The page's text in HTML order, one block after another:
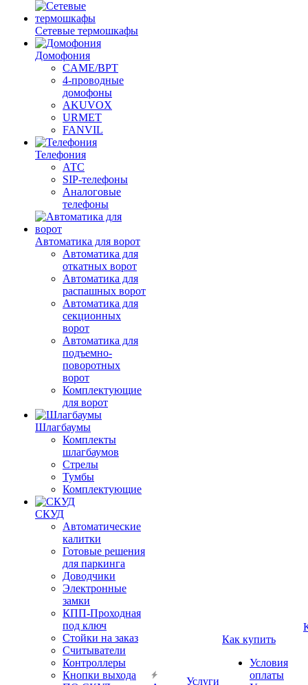
Сетевые термошкафы
Домофония
CAME/BPT
4-проводные
домофоны
AKUVOX
URMET
FANVIL
Телефония
АТС
SIP-телефоны
Аналоговые
телефоны
Автоматика для ворот
Автоматика для
откатных ворот
Автоматика для
распашных ворот
Автоматика для
секционных
ворот
Автоматика для
подъемно-
поворотных
ворот
Комплектующие
для ворот
Шлагбаумы
Комплекты
шлагбаумов
Стрелы
Тумбы
Комплектующие
СКУД
Автоматические
калитки
Готовые решения
для паркинга
Доводчики
Электронные
замки
КПП-Проходная
под ключ
Стойки на заказ
Считыватели
Контроллеры
Кнопки выхода
Услуги
Как купить
Условия
оплаты